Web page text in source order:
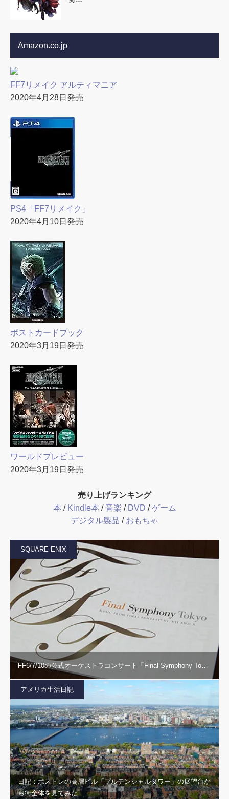
Amazon.co.jp
FF7リメイク アルティマニア
2020年4月28日発売
PS4「FF7リメイク」
2020年4月10日発売
ポストカードブック
2020年3月19日発売
ワールドプレビュー
2020年3月19日発売
売り上げランキング
本 / Kindle本 /音楽 / DVD /ゲーム
デジタル製品 / おもちゃ
SQUARE ENIX
FF6/7/10の公式オーケストラコンサート「Final Symphony To…
アメリカ生活日記
日記：ボストンの高層ビル「プルデンシャルタワー」の展望台か
ら街全体を見てみた